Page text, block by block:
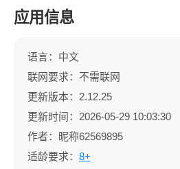
应用信息
语言：中文
联网要求：不需联网
更新版本：2.12.25
更新时间：2026-05-29 10:03:30
作者：昵称62569895
适龄要求： 8+